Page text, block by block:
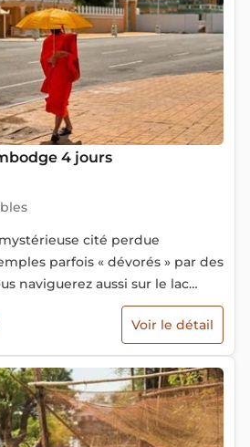
4 jours
cité perdue
parfois « dévorés » par des
naviguerez aussi sur le lac
ses étonnants villages de
Voir le détail